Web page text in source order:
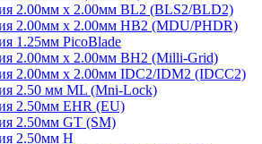
2.00мм x 2.00мм BL2 (BLS2/BLD2)
2.00мм x 2.00мм HB2 (MDU/PHDR)
1.25мм PicoBlade
2.00мм х 2.00мм BH2 (Milli-Grid)
2.00мм х 2.00мм IDC2/IDM2 (IDCC2)
2.50 мм ML (Mni-Lock)
2.50мм EHR (EU)
2.50мм GT (SM)
2.50мм H